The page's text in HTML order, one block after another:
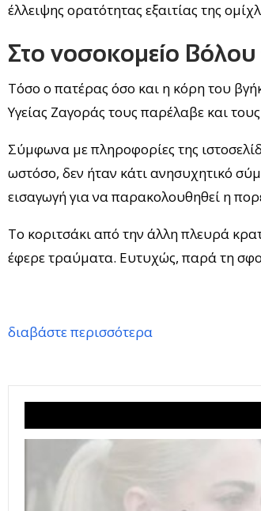
έλλειψης ορατότητας εξαιτίας της
Στο νοσοκομείο
Τόσο ο πατέρας όσο και η κόρη του
Υγείας Ζαγοράς τους παρέλαβε και
Σύμφωνα με πληροφορίες της
ωστόσο, δεν ήταν κάτι ανησυχητικό
εισαγωγή για να παρακολουθηθεί η
Το κοριτσάκι από την άλλη πλευρά
έφερε τραύματα. Ευτυχώς, παρά τη
διαβάστε περισσότερα